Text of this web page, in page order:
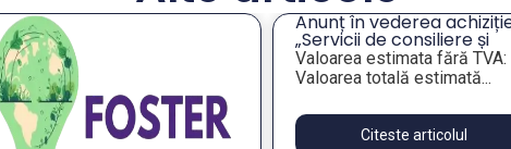
Anunț în vederea
„Servicii de consiliere și
orientare profesională a
angajaților din companiile
publice municipale”
Valoarea estimata fără TVA:
Valoarea totală estimată...
Citeste articolul